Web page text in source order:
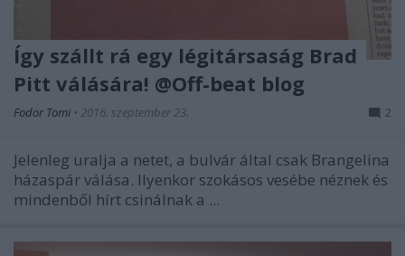
Így szállt rá egy légitársaság Brad
Pitt válására! @Off-beat blog
Fodor Tomi • 2016. szeptember 23. 2
Jelenleg uralja a netet, a bulvár által csak Brangelina
házaspár válása. Ilyenkor szokásos vesébe néznek és
mindenből hírt csinálnak a ...